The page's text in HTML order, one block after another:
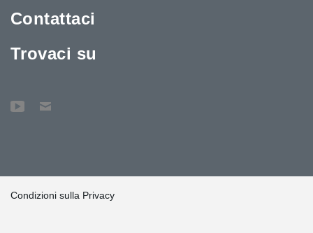
Contattaci
Trovaci su
Condizioni sulla Privacy